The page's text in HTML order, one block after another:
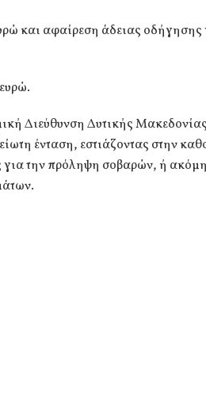
και αφαίρεση άδειας οδήγησης
Διεύθυνση Δυτικής Μακεδονίας
ένταση, εστιάζοντας στην
για την πρόληψη σοβαρών, ή